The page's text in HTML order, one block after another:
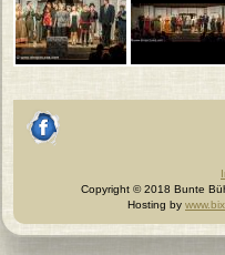
facebook
Copyright © 2018 Bunte
Hosting by